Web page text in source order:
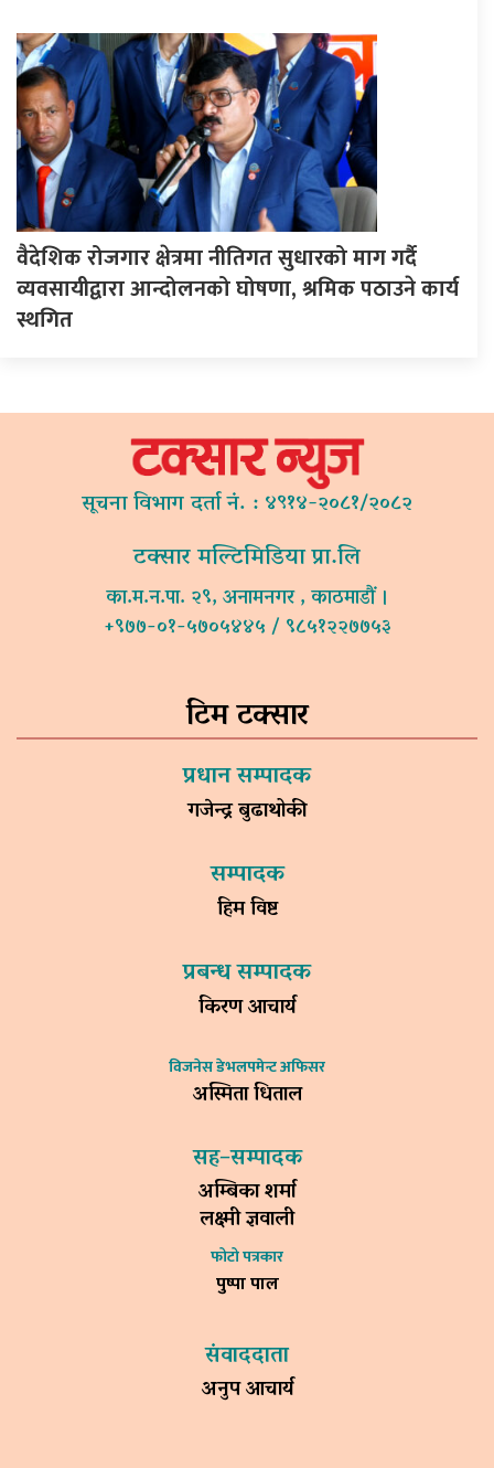
वैदेशिक रोजगार क्षेत्रमा नीतिगत सुधारको माग गर्दै
व्यवसायीद्वारा आन्दोलनको घोषणा, श्रमिक पठाउने कार्य
स्थगित
सूचना विभाग दर्ता नं. : ४९१४-२०८१/२०८२
टक्सार मल्टिमिडिया प्रा.लि
का.म.न.पा. २९, अनामनगर , काठमाडौं ।
+९७७-०१-५७०५४४५ / ९८५१२२७७५३
टिम टक्सार
प्रधान सम्पादक
गजेन्द्र बुढाथोकी
सम्पादक
हिम विष्ट
प्रबन्ध सम्पादक
किरण आचार्य
विजनेस डेभलपमेन्ट अफिसर
अस्मिता धिताल
सह–सम्पादक
अम्बिका शर्मा
लक्ष्मी ज्ञवाली
फोटो पत्रकार
पुष्पा पाल
संवाददाता
अनुप आचार्य